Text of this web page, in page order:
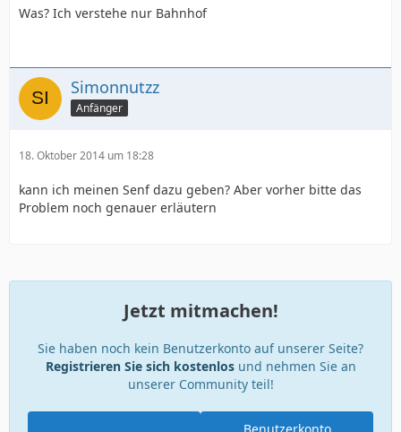
wenn ich 100 Spalten nebeneinader habe, wer kann mir
Was? Ich verstehe nur Bahnhof
Simonnutzz
Anfänger
18. Oktober 2014 um 18:28
kann ich meinen Senf dazu geben? Aber vorher bitte das
Problem noch genauer erläutern
Jetzt mitmachen!
Sie haben noch kein Benutzerkonto auf unserer Seite?
Registrieren Sie sich kostenlosund nehmen Sie an
unserer Community teil!